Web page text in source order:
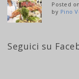
Posted
by Pino
Seguici su